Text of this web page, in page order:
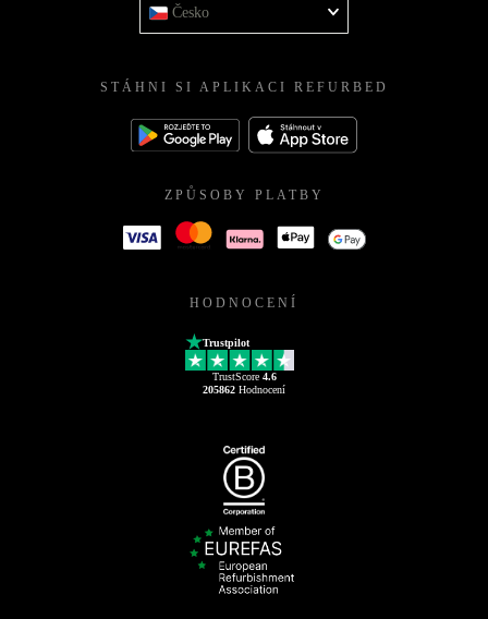
Česko
STÁHNI SI APLIKACI REFURBED
ZPŮSOBY PLATBY
HODNOCENÍ
Trustpilot
TrustScore 4.6
205862 Hodnocení